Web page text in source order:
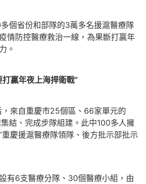
省份和部隊的3萬多名援滬醫療隊
情防控醫療救治一線，為果斷打贏年
。
贏年夜上海捍衛戰”
來自重慶市25個區、66家單元的
結、完成步隊組建。此中100多人擁
慶援滬醫療隊領隊、後方批示部批示
6支醫療分隊、30個醫療小組，由